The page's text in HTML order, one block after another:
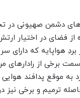
دشمن صهیونی در
شنبه ۵ آبانماه، با استفاده از
بردِ هواپایه که
برخی از رادارهای
به موقع پدافند
ترمیم و برخی